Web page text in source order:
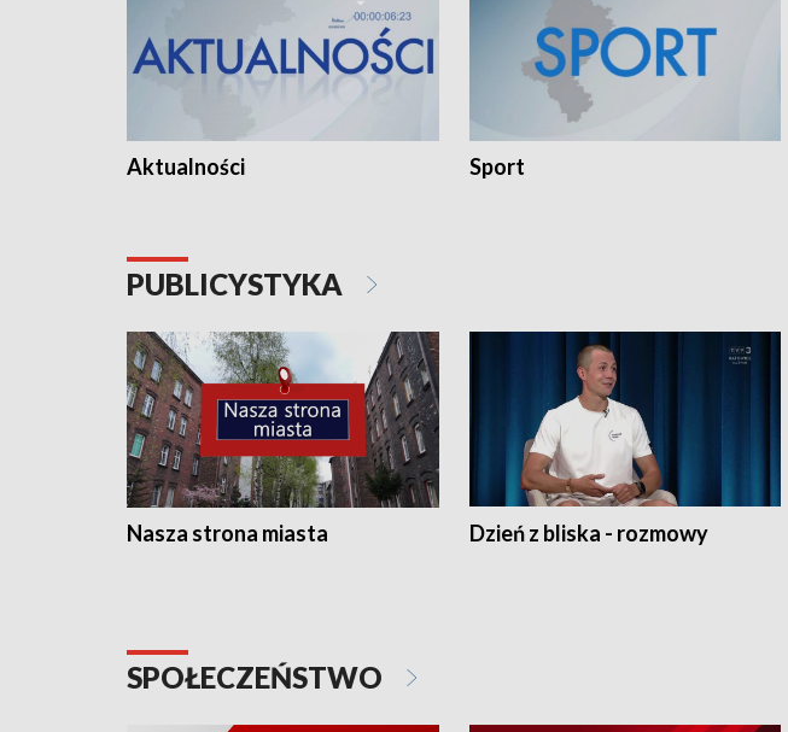
Aktualności Sport
PUBLICYSTYKA
Nasza strona miasta Dzień z bliska - rozmowy
SPOŁECZEŃSTWO